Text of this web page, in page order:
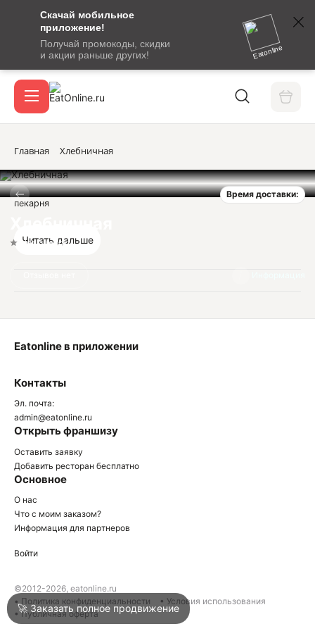
Скачай мобильное
приложение!
Получай промокоды, скидки
и акции раньше других!
Eatonline
сообщение
кодом
подтверждения
Вход / регистрация
Акции
Войти
Написать в техподдержку
Главная Хлебничная
Время доставки:
Нет оценок
пекарня
Читать дальше
Контакты
Эл. почта:
admin@eatonline.ru
Открыть франшизу
Оставить заявку
Добавить ресторан бесплатно
Основное
О нас
Что с моим заказом?
Информация для партнеров
Eatonline в приложении
Войти
©2012-2026, eatonline.ru
• Политика конфиденциальности
• Условия использования
• Публичная оферта
🚀 Заказать полное продвижение